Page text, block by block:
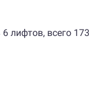
6 лифтов,